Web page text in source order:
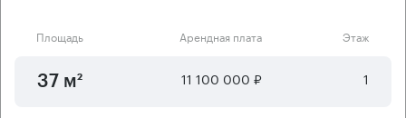
Площадь Арендная плата Этаж
37 м² 11 100 000 ₽ 1